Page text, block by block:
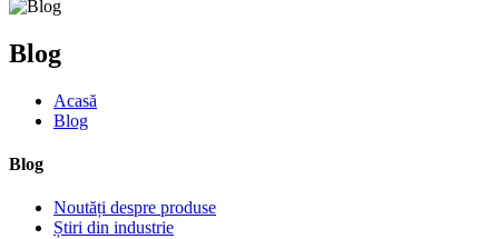
Blog
Acasă
Blog
Blog
Noutăți despre produse
Știri din industrie